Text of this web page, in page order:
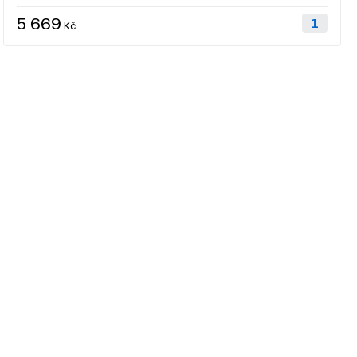
5 669 Kč